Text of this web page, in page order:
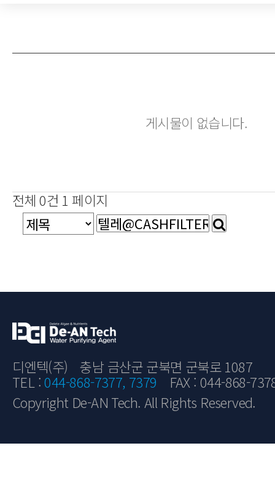
게시물이 없습니다.
전체 0건 1 페이지
디엔텍(주) 충남 금산군 군북면 군북로 1087
TEL :044-868-7377, 7379
FAX : 044-868-
Copyright De-AN Tech. All Rights Reserved.